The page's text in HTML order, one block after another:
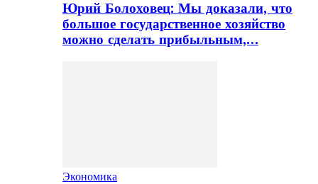
Юрий Болоховец: Мы доказали, что
большое государственное хозяйство
можно сделать прибыльным,…
Экономика